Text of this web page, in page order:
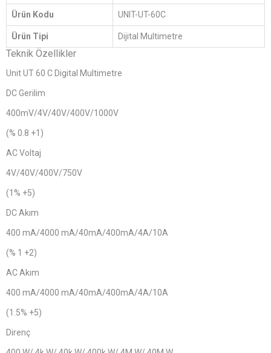
Ürün Kodu UNIT-UT-60C
Ürün Tipi Dijital Multimetre
Teknik Özellikler
Unit UT 60 C Digital Multimetre
DC Gerilim
400mV/4V/40V/400V/1000V
(% 0.8 +1)
AC Voltaj
4V/40V/400V/750V
(1% +5)
DC Akım
400 mA/4000 mA/40mA/400mA/4A/10A
(% 1 +2)
AC Akım
400 mA/4000 mA/40mA/400mA/4A/10A
(1.5% +5)
Direnç